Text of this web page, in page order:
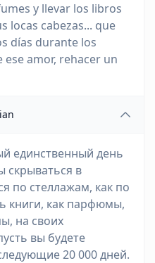
y llevar los libros
locas cabezas... que
días durante los
ese amor, rehacer un
единственный день
скрываться в
по стеллажам, как по
книги, как парфюмы,
на своих
вы будете
20 000 дней.